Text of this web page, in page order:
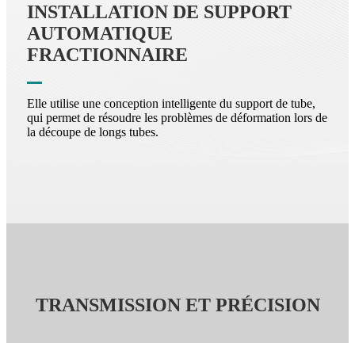
INSTALLATION DE SUPPORT
AUTOMATIQUE
FRACTIONNAIRE
Elle utilise une conception intelligente du support de tube,
qui permet de résoudre les problèmes de déformation lors de
la découpe de longs tubes.
TRANSMISSION ET PRÉCISION